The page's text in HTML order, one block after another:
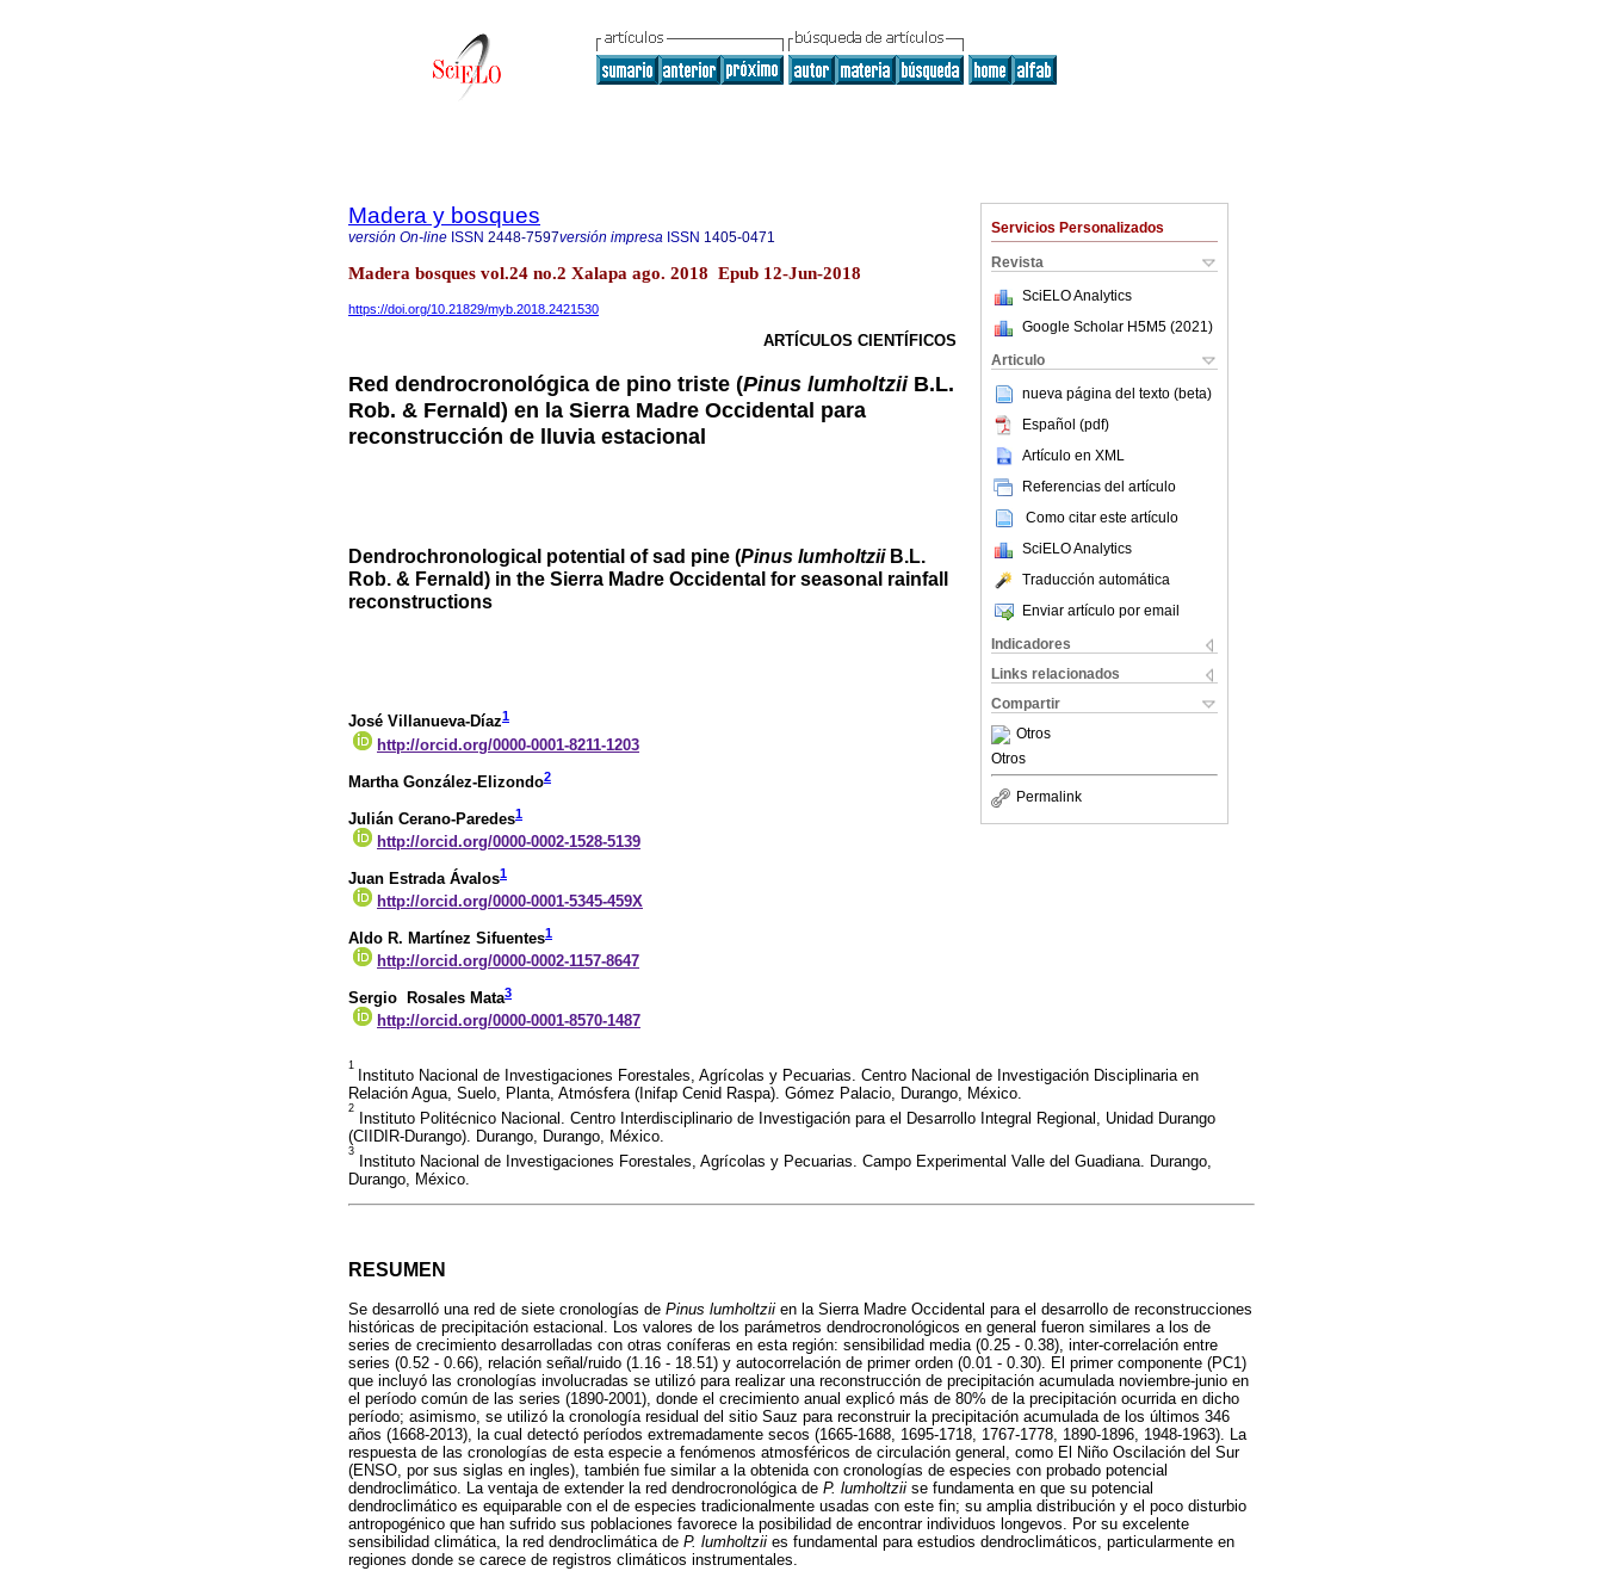
Servicios Personalizados
Revista
SciELO Analytics
Google Scholar H5M5 (2021 )
Articulo
nueva página del texto (beta)
Español (pdf)
Artículo en XML
Referencias del artículo
Como citar este artículo
SciELO Analytics
Traducción automática
Enviar artículo por email
Indicadores
Links relacionados
Compartir
Otros
Otros
Permalink
Madera y bosques
versión On-line ISSN 2448-7597versión impresa ISSN 1405-0471
Madera bosques vol.24 no.2 Xalapa ago. 2018 Epub 12-Jun-2018
https://doi.org/10.21829/myb.2018.2421530
ARTÍCULOS CIENTÍFICOS
Red dendrocronológica de pino triste (Pinus lumholtziiB.L.
Rob. & Fernald) en la Sierra Madre Occidental para
reconstrucción de lluvia estacional
Dendrochronological potential of sad pine (Pinus lumholtziiB.L.
Rob. & Fernald) in the Sierra Madre Occidental for seasonal rainfall
reconstructions
José Villanueva-Díaz1
http://orcid.org/0000-0001-8211-1203
Martha González-Elizondo2
Julián Cerano-Paredes1
http://orcid.org/0000-0002-1528-5139
Juan Estrada Ávalos1
http://orcid.org/0000-0001-5345-459X
Aldo R. Martínez Sifuentes1
http://orcid.org/0000-0002-1157-8647
Sergio Rosales Mata3
http://orcid.org/0000-0001-8570-1487
1
Instituto Nacional de Investigaciones Forestales, Agrícolas y Pecuarias. Centro Nacional de Investigación Disciplinaria en
Relación Agua, Suelo, Planta, Atmósfera (Inifap Cenid Raspa). Gómez Palacio, Durango, México.
2
Instituto Politécnico Nacional. Centro Interdisciplinario de Investigación para el Desarrollo Integral Regional, Unidad Durango
(CIIDIR-Durango). Durango, Durango, México.
3
Instituto Nacional de Investigaciones Forestales, Agrícolas y Pecuarias. Campo Experimental Valle del Guadiana. Durango,
Durango, México.
RESUMEN
Se desarrolló una red de siete cronologías de Pinus lumholtzii en la Sierra Madre Occidental para el desarrollo de reconstrucciones
históricas de precipitación estacional. Los valores de los parámetros dendrocronológicos en general fueron similares a los de
series de crecimiento desarrolladas con otras coníferas en esta región: sensibilidad media (0.25 - 0.38), inter-correlación entre
series (0.52 - 0.66), relación señal/ruido (1.16 - 18.51) y autocorrelación de primer orden (0.01 - 0.30). El primer componente (PC1)
que incluyó las cronologías involucradas se utilizó para realizar una reconstrucción de precipitación acumulada noviembre-junio en
el período común de las series (1890-2001), donde el crecimiento anual explicó más de 80% de la precipitación ocurrida en dicho
período; asimismo, se utilizó la cronología residual del sitio Sauz para reconstruir la precipitación acumulada de los últimos 346
años (1668-2013), la cual detectó períodos extremadamente secos (1665-1688, 1695-1718, 1767-1778, 1890-1896, 1948-1963). La
respuesta de las cronologías de esta especie a fenómenos atmosféricos de circulación general, como El Niño Oscilación del Sur
(ENSO, por sus siglas en ingles), también fue similar a la obtenida con cronologías de especies con probado potencial
dendroclimático. La ventaja de extender la red dendrocronológica de P. lumholtzii se fundamenta en que su potencial
dendroclimático es equiparable con el de especies tradicionalmente usadas con este fin; su amplia distribución y el poco disturbio
antropogénico que han sufrido sus poblaciones favorece la posibilidad de encontrar individuos longevos. Por su excelente
sensibilidad climática, la red dendroclimática de P. lumholtzii es fundamental para estudios dendroclimáticos, particularmente en
regiones donde se carece de registros climáticos instrumentales.